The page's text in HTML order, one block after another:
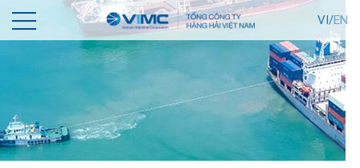
VI/EN